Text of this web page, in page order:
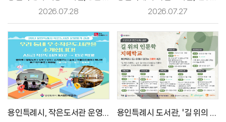
2026.07.28 2026.07.27